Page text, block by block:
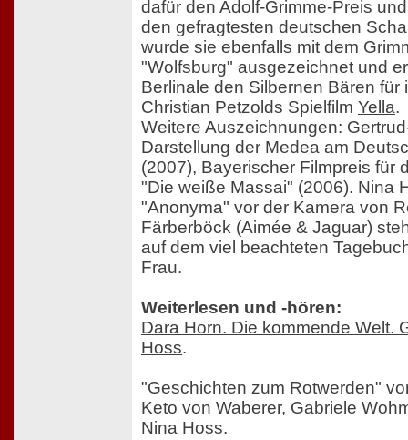
dafür den Adolf-Grimme-Preis
den gefragtesten deutschen
wurde sie ebenfalls mit dem
"Wolfsburg" ausgezeichnet und
Berlinale den Silbernen Bären für
Christian Petzolds Spielfilm Yella.
Weitere Auszeichnungen:
Darstellung der Medea am
(2007), Bayerischer Filmpreis für
"Die weiße Massai" (2006). Nina
"Anonyma" vor der Kamera von
Färberböck (Aimée & Jaguar)
auf dem viel beachteten
Frau.
Weiterlesen und -hören:
Dara Horn. Die kommende Welt.
Hoss.
"Geschichten zum Rotwerden"
Keto von Waberer, Gabriele
Nina Hoss.